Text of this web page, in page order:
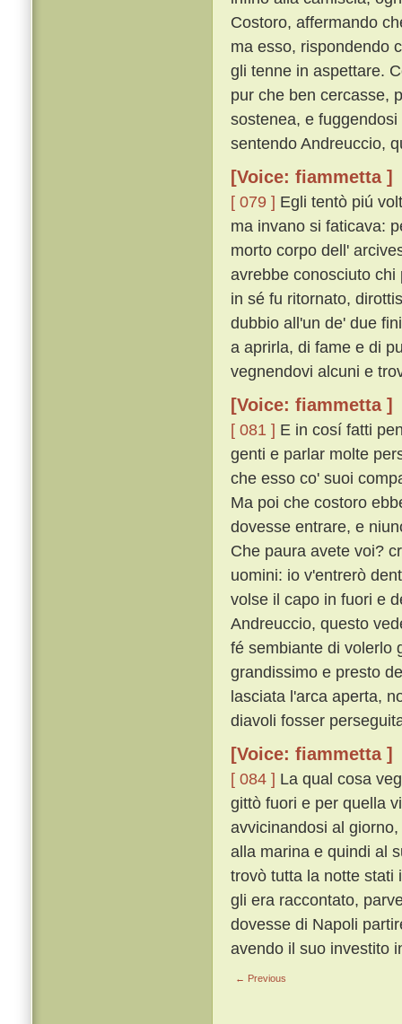
Costoro, affermando
ma esso, rispondendo
gli tenne in aspettare.
pur che ben cercasse,
sostenea, e
sentendo Andreuccio,
[Voice: fiammetta ]
[ 079 ] Egli tentò piú
ma invano si faticava:
morto corpo dell'
avrebbe conosciuto
in sé fu ritornato,
dubbio all'un de' due
a aprirla, di fame e di
vegnendovi alcuni e
[Voice: fiammetta ]
[ 081 ] E in cosí fatti
genti e parlar molte
che esso co' suoi
Ma poi che costoro
dovesse entrare, e
Che paura avete voi?
uomini: io v'entrerò
volse il capo in fuori e
Andreuccio, questo
fé sembiante di volerlo
grandissimo e presto
lasciata l'arca aperta,
diavoli fosser
[Voice: fiammetta ]
[ 084 ] La qual cosa
gittò fuori e per quella
avvicinandosi al
alla marina e quindi al
trovò tutta la notte
gli era raccontato,
dovesse di Napoli
avendo il suo investito
← Previous